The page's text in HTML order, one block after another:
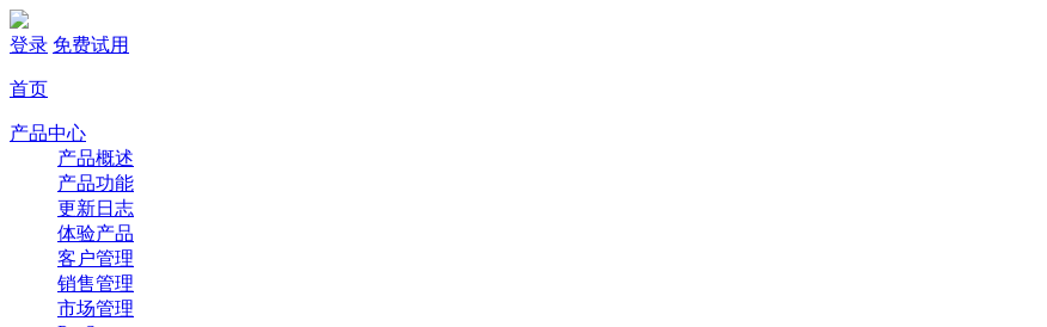
登录 免费试用
首页
产品中心
产品概述
产品功能
更新日志
体验产品
客户管理
销售管理
市场管理